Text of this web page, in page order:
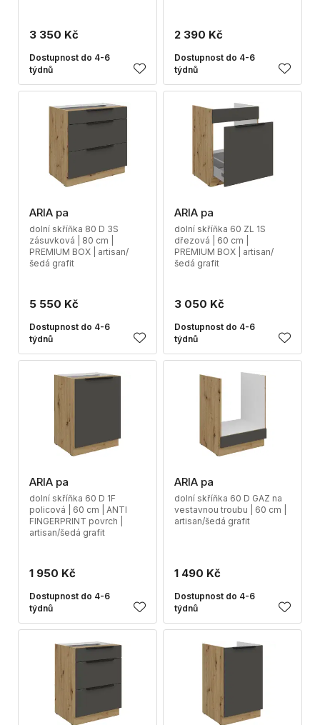
3 350 Kč
Dostupnost do 4-6
týdnů
2 390 Kč
Dostupnost do 4-6
týdnů
ARIA pa
dolní skříňka 80 D 3S
zásuvková | 80 cm |
PREMIUM BOX | artisan/
šedá grafit
5 550 Kč
Dostupnost do 4-6
týdnů
ARIA pa
dolní skříňka 60 ZL 1S
dřezová | 60 cm |
PREMIUM BOX | artisan/
šedá grafit
3 050 Kč
Dostupnost do 4-6
týdnů
ARIA pa
dolní skříňka 60 D 1F
policová | 60 cm | ANTI
FINGERPRINT povrch |
artisan/šedá grafit
1 950 Kč
Dostupnost do 4-6
týdnů
ARIA pa
dolní skříňka 60 D GAZ na
vestavnou troubu | 60 cm |
artisan/šedá grafit
1 490 Kč
Dostupnost do 4-6
týdnů